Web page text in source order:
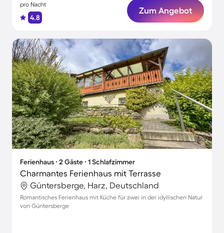
pro Nacht
4.8
Zum Angebot
Ferienhaus ∙ 2 Gäste ∙ 1 Schlafzimmer
Charmantes Ferienhaus mit Terrasse
Güntersberge, Harz, Deutschland
Romantisches Ferienhaus mit Küche für zwei in der idyllischen Natur
von Güntersberge